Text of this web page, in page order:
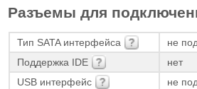
Разъемы для
Тип SATA интерфейса
не
Поддержка IDE
нет
USB интерфейс
не